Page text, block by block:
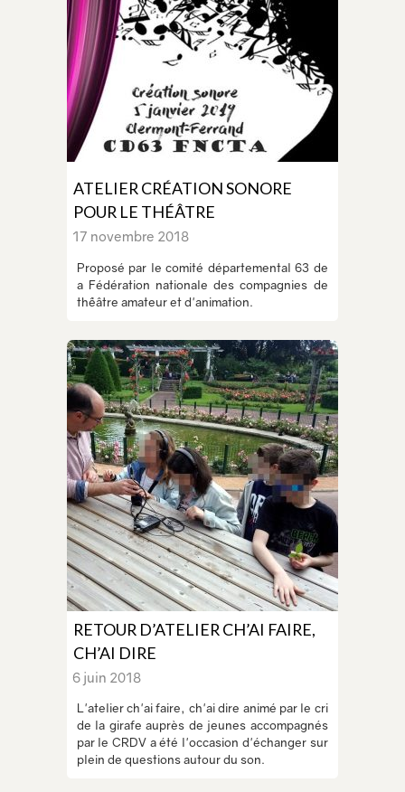
ATELIER CRÉATION SONORE
POUR LE THÉÂTRE
17 novembre 2018
Proposé par le comité départemental 63 de
a Fédération nationale des compagnies de
thếâtre amateur et d'animation.
RETOUR D’ATELIER CH’AI FAIRE,
CH’AI DIRE
6 juin 2018
L'atelier ch'ai faire, ch'ai dire animé par le cri
de la girafe auprès de jeunes accompagnés
par le CRDV a été l'occasion d'échanger sur
plein de questions autour du son.